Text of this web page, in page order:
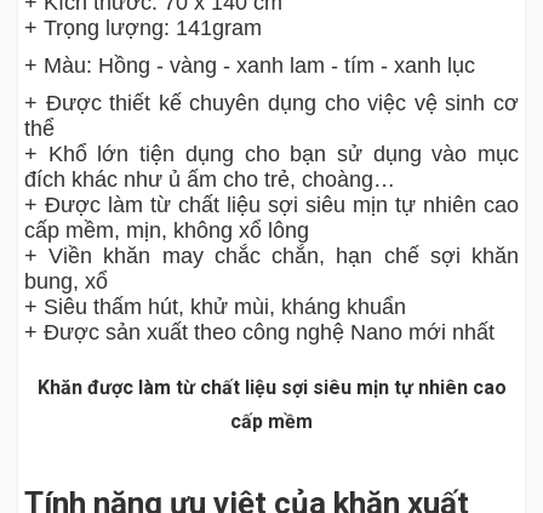
+ Trọng lượng: 141gram
+ Màu: Hồng - vàng - xanh lam - tím - xanh lục
+ Được thiết kế chuyên dụng cho việc vệ sinh cơ
thể
+ Khổ lớn tiện dụng cho bạn sử dụng vào mục
đích khác như ủ ấm cho trẻ, choàng…
+ Được làm từ chất liệu sợi siêu mịn tự nhiên cao
cấp mềm, mịn, không xổ lông
+ Viền khăn may chắc chắn, hạn chế sợi khăn
bung, xổ
+ Siêu thấm hút, khử mùi, kháng khuẩn
+ Được sản xuất theo công nghệ Nano mới nhất
Khăn được làm từ chất liệu sợi siêu mịn tự nhiên cao
cấp mềm
Tính năng ưu việt của khăn xuất